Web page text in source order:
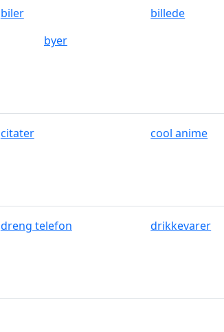
biler billede
byer
citater cool anime
dreng telefon drikkevarer